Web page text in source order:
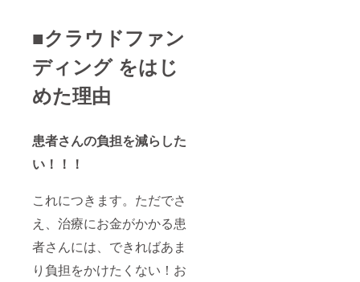
■クラウドファン
ディング をはじ
めた理由
患者さんの負担を減らした
い！！！
これにつきます。ただでさ
え、治療にお金がかかる患
者さんには、できればあま
り負担をかけたくない！お